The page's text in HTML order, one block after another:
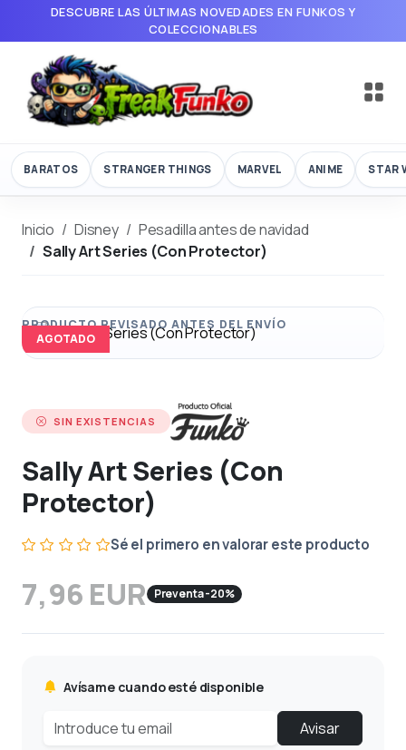
DESCUBRE LAS ÚLTIMAS NOVEDADES EN FUNKOS Y
COLECCIONABLES
BARATOS STRANGER THINGS MARVEL ANIME STAR
Inicio Disney
Pesadilla antes de navidad
Sally Art Series (Con Protector)
AGOTADO
SIN EXISTENCIAS
Sally Art Series (Con
Protector)
Sé el primero en valorar este producto
7,96 EUR Preventa -20%
Avísame cuando esté disponible
Avisar